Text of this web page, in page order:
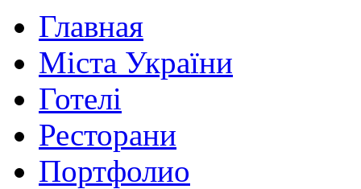
Главная
Міста України
Готелі
Ресторани
Портфолио